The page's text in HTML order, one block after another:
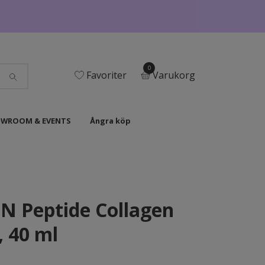
Favoriter
0
Varukorg
& EVENTS Ångra köp
Peptide Collagen
40 ml